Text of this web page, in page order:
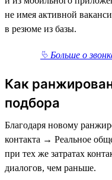
не имея активной
в резюме из базы.
⮱ Больше о
Как
подбора
Благодаря новому
контакта → Реальное
при тех же затратах
диалогов, чем раньше.